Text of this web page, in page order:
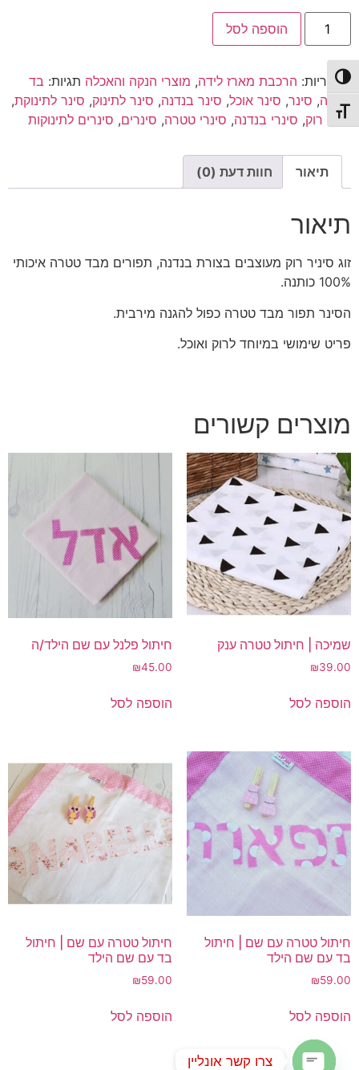
הפעל/כבה ניגודיות גבוהה
מתג גודל גופן
כמות
סינר
רוק
טטרה
|
סינר
לתינוק
הוספה לסל
קטגוריות: הרכבת מארז לידה, מוצרי הנקה והאכלה תגיות: בד
טטרה, סינר, סינר אוכל, סינר בנדנה, סינר לתינוק, סינר לתינוקת,
סינר רוק, סינרי בנדנה, סינרי טטרה, סינרים, סינרים לתינוקות
תיאור חוות דעת (0)
תיאור
זוג סיניר רוק מעוצבים בצורת בנדנה, תפורים מבד טטרה איכותי
100% כותנה.
הסינר תפור מבד טטרה כפול להגנה מירבית.
פריט שימושי במיוחד לרוק ואוכל.
מוצרים קשורים
שמיכה | חיתול טטרה ענק
₪39.00
הוספה לסל
חיתול פלנל עם שם הילד/ה
₪45.00
הוספה לסל
חיתול טטרה עם שם | חיתול
בד עם שם הילד
₪59.00
הוספה לסל
חיתול טטרה עם שם | חיתול
בד עם שם הילד
₪59.00
הוספה לסל
צרו קשר אונליין